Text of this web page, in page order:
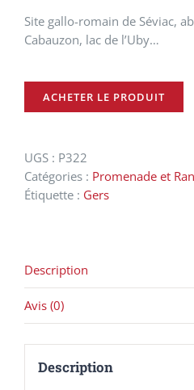
Site gallo-romain de Séviac,
Cabauzon, lac de l’Uby…
ACHETER LE PRODUIT
UGS : P322
Catégories : Promenade et
Étiquette : Gers
Description
Avis (0)
Description